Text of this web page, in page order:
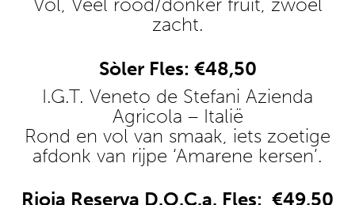
zacht.
Sòler Fles: €48,50
I.G.T. Veneto de Stefani Azienda
Agricola – Italië
Rond en vol van smaak, iets zoetige
afdonk van rijpe ‘Amarene kersen’.
Rioja Reserva D.O.C.a. Fles: €49,50